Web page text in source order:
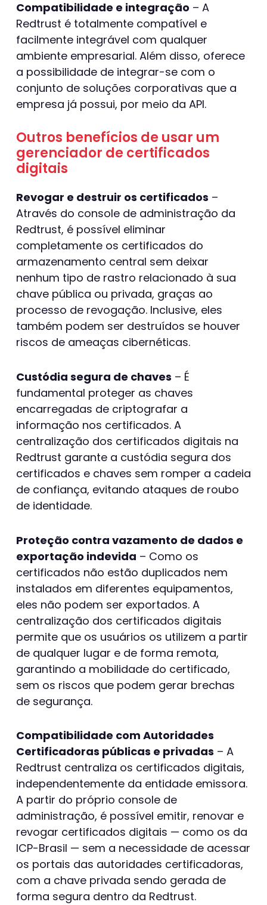
Compatibilidade e integração – A
Redtrust é totalmente compatível e
facilmente integrável com qualquer
ambiente empresarial. Além disso, oferece
a possibilidade de integrar-se com o
conjunto de soluções corporativas que a
empresa já possui, por meio da API.
Outros benefícios de usar um
gerenciador de certificados
digitais
Revogar e destruir os certificados –
Através do console de administração da
Redtrust, é possível eliminar
completamente os certificados do
armazenamento central sem deixar
nenhum tipo de rastro relacionado à sua
chave pública ou privada, graças ao
processo de revogação. Inclusive, eles
também podem ser destruídos se houver
riscos de ameaças cibernéticas.
Custódia segura de chaves – É
fundamental proteger as chaves
encarregadas de criptografar a
informação nos certificados. A
centralização dos certificados digitais na
Redtrust garante a custódia segura dos
certificados e chaves sem romper a cadeia
de confiança, evitando ataques de roubo
de identidade.
Proteção contra vazamento de dados e
exportação indevida – Como os
certificados não estão duplicados nem
instalados em diferentes equipamentos,
eles não podem ser exportados. A
centralização dos certificados digitais
permite que os usuários os utilizem a partir
de qualquer lugar e de forma remota,
garantindo a mobilidade do certificado,
sem os riscos que podem gerar brechas
de segurança.
Compatibilidade com Autoridades
Certificadoras públicas e privadas – A
Redtrust centraliza os certificados digitais,
independentemente da entidade emissora.
A partir do próprio console de
administração, é possível emitir, renovar e
revogar certificados digitais — como os da
ICP-Brasil — sem a necessidade de acessar
os portais das autoridades certificadoras,
com a chave privada sendo gerada de
forma segura dentro da Redtrust.